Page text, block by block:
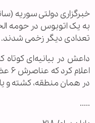
خبرگزاری دولتی سوریه
به یک اتوبوس در حومه
تعدادی دیگر زخمی شدند.
داعش در بیانیه‌ای
در همان منطقه، کشته و
.....